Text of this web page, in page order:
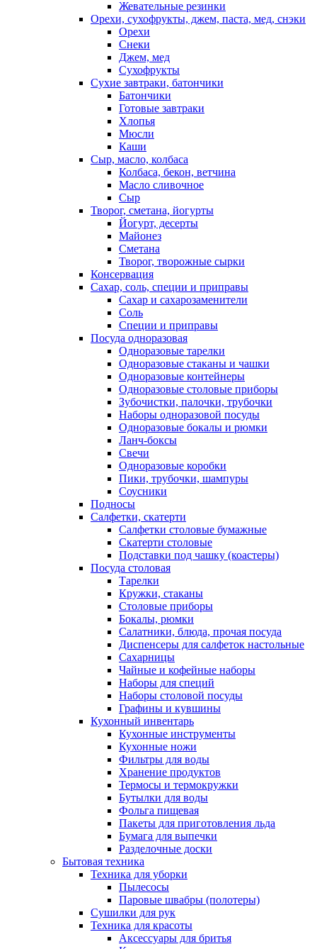
Жевательные резинки
Орехи, сухофрукты, джем, паста, мед, снэки
Орехи
Снеки
Джем, мед
Сухофрукты
Сухие завтраки, батончики
Батончики
Готовые завтраки
Хлопья
Мюсли
Каши
Сыр, масло, колбаса
Колбаса, бекон, ветчина
Масло сливочное
Сыр
Творог, сметана, йогурты
Йогурт, десерты
Майонез
Сметана
Творог, творожные сырки
Консервация
Сахар, соль, специи и приправы
Сахар и сахарозаменители
Соль
Специи и приправы
Посуда одноразовая
Одноразовые тарелки
Одноразовые стаканы и чашки
Одноразовые контейнеры
Одноразовые столовые приборы
Зубочистки, палочки, трубочки
Наборы одноразовой посуды
Одноразовые бокалы и рюмки
Ланч-боксы
Свечи
Одноразовые коробки
Пики, трубочки, шампуры
Соусники
Подносы
Салфетки, скатерти
Салфетки столовые бумажные
Скатерти столовые
Подставки под чашку (коастеры)
Посуда столовая
Тарелки
Кружки, стаканы
Столовые приборы
Бокалы, рюмки
Салатники, блюда, прочая посуда
Диспенсеры для салфеток настольные
Сахарницы
Чайные и кофейные наборы
Наборы для специй
Наборы столовой посуды
Графины и кувшины
Кухонный инвентарь
Кухонные инструменты
Кухонные ножи
Фильтры для воды
Хранение продуктов
Термосы и термокружки
Бутылки для воды
Фольга пищевая
Пакеты для приготовления льда
Бумага для выпечки
Разделочные доски
Бытовая техника
Техника для уборки
Пылесосы
Паровые швабры (полотеры)
Сушилки для рук
Техника для красоты
Аксессуары для бритья